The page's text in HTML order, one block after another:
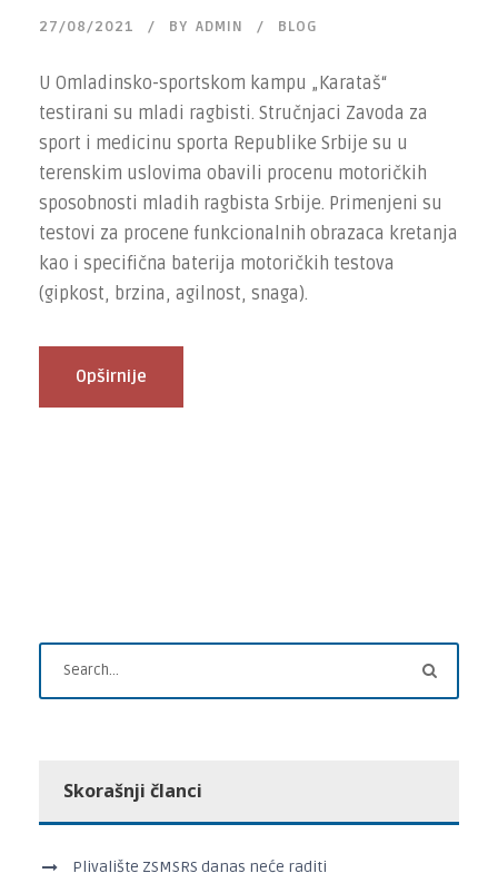
27/08/2021 BY ADMIN BLOG
U Omladinsko-sportskom kampu „Karataš“
testirani su mladi ragbisti. Stručnjaci Zavoda za
sport i medicinu sporta Republike Srbije su u
terenskim uslovima obavili procenu motoričkih
sposobnosti mladih ragbista Srbije. Primenjeni su
testovi za procene funkcionalnih obrazaca kretanja
kao i specifična baterija motoričkih testova
(gipkost, brzina, agilnost, snaga).
Opširnije
Skorašnji članci
Plivalište ZSMSRS danas neće raditi